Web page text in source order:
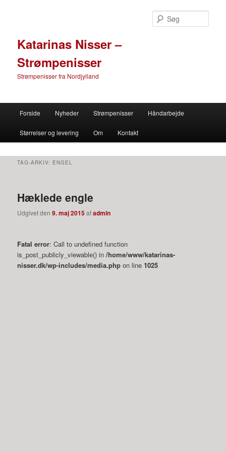
Katarinas Nisser –
Strømpenisser
Strømpenisser fra Nordjylland
Fortsæt til primære indhold
Fortsæt til sekundære indhold
Forside Nyheder Strømpenisser Håndarbejde
Størrelser og levering Om Kontakt
TAG-ARKIV: ENGEL
Hæklede engle
Udgivet den9. maj 2015afadmin
Fatal error: Call to undefined function
is_post_publicly_viewable() in/home/www/katarinas-
nisser.dk/wp-includes/media.php on line 1025